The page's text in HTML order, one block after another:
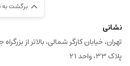
برگشت به
نشانی
تهران، خیابان کارگر شمالی، بالاتر از
پلاک 33، واحد 21